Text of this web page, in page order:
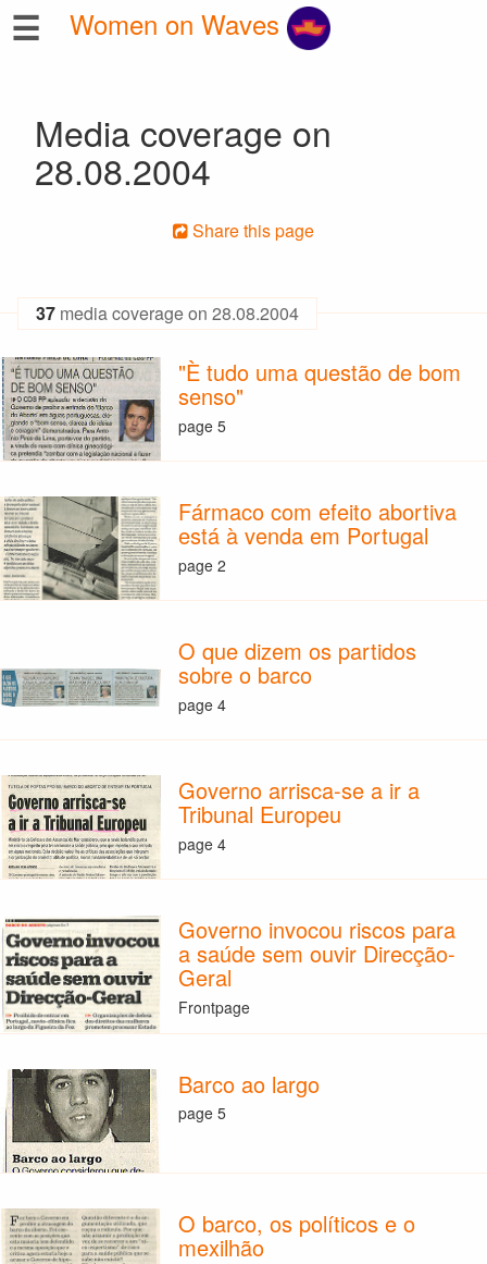
☰
Media coverage on
28.08.2004
Share this page
37 media coverage on 28.08.2004
"È tudo uma questão de bom
senso"
page 5
Fármaco com efeito abortiva
está à venda em Portugal
page 2
O que dizem os partidos
sobre o barco
page 4
Governo arrisca-se a ir a
Tribunal Europeu
page 4
Governo invocou riscos para
a saúde sem ouvir Direcção-
Geral
Frontpage
Barco ao largo
page 5
O barco, os políticos e o
mexilhão